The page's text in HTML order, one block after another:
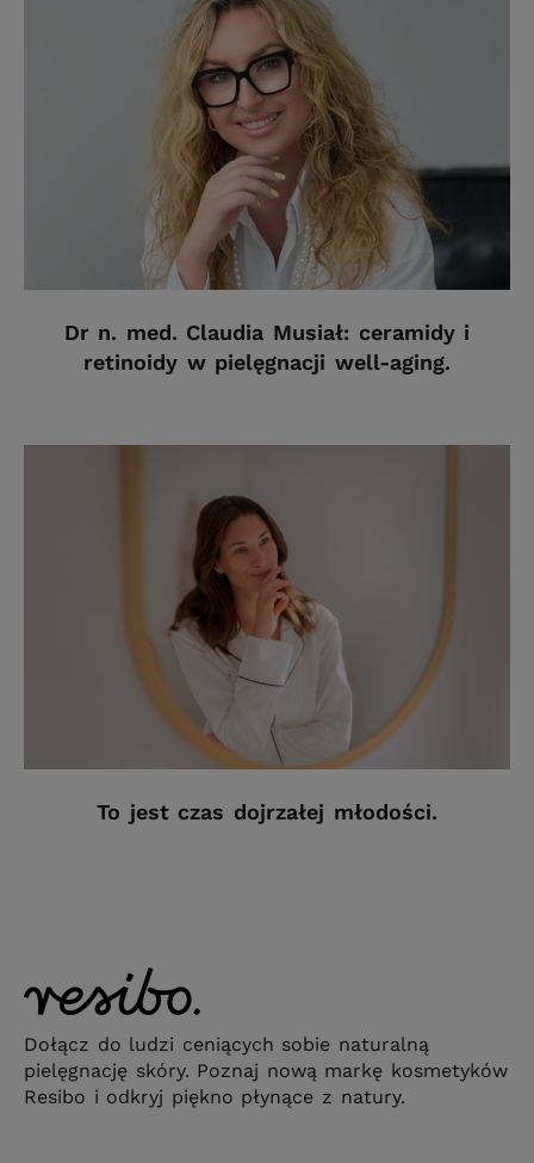
Dr n. med. Claudia Musiał: ceramidy i
retinoidy w pielęgnacji well-aging.
To jest czas dojrzałej młodości.
Dołącz do ludzi ceniących sobie naturalną
pielęgnację skóry. Poznaj nową markę kosmetyków
Resibo i odkryj piękno płynące z natury.